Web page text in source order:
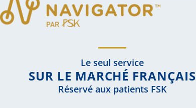
Le seul service
SUR LE MARCHÉ FRANÇAIS
Réservé aux patients FSK